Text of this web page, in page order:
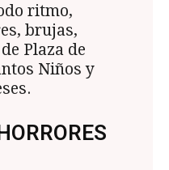
ritmo,
brujas,
Plaza de
Niños y